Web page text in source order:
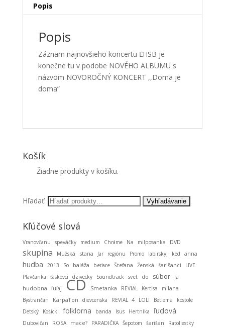
Popis
Popis
Záznam najnovšieho koncertu ĽHSB je
konečne tu v podobe NOVÉHO ALBUMU s
názvom NOVOROČNÝ KONCERT ,,Doma je
doma”
Košík
Žiadne produkty v košíku.
Hľadať:
Kľúčové slová
Vranovčanu speváčky medium Chráme Na milposanka DVD
skupina Mužská stana Jar regiónu Promo labirskyj ked anna
hudba 2013 So baláža beťare Štefana Ženská šarišanci
LIVE
Plavčanka
ťaskovci dzivecky Soundtrack svet do súbor
ja
hudobna
ľuľaj CD Smetanka REVIAL Kertisa
milana
Bystrančan
KarpaTon dievcenska REVIAL 4 LOLI Betlema
kostole
Detský
Košicki folklorna banda Isus Hertníka ľudová
Dubovičan ROSA mace? PARADIČKA Šepotom šarišan
Ratoliestky